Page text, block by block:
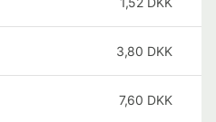
3,80 DKK
7,60 DKK